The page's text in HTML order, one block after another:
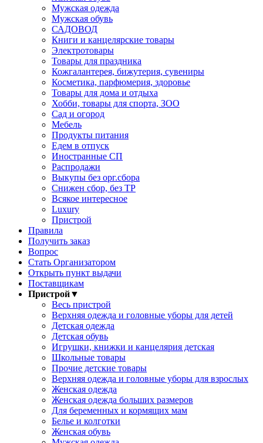
Мужская одежда
Мужская обувь
САДОВОД
Книги и канцелярские товары
Электротовары
Товары для праздника
Кожгалантерея, бижутерия, сувениры
Косметика, парфюмерия, здоровье
Товары для дома и отдыха
Хобби, товары для спорта, ЗОО
Сад и огород
Мебель
Продукты питания
Едем в отпуск
Иностранные СП
Распродажи
Выкупы без орг.сбора
Снижен сбор, без ТР
Всякое интересное
Luxury
Пристрой
Правила
Получить заказ
Вопрос
Стать Организатором
Открыть пункт выдачи
Поставщикам
Пристрой▼
Весь пристрой
Верхняя одежда и головные уборы для детей
Детская одежда
Детская обувь
Игрушки, книжки и канцелярия детская
Школьные товары
Прочие детские товары
Верхняя одежда и головные уборы для взрослых
Женская одежда
Женская одежда больших размеров
Для беременных и кормящих мам
Белье и колготки
Женская обувь